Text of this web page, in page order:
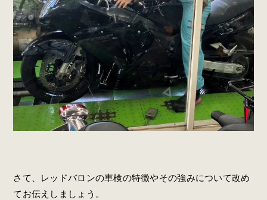
さて、レッドバロンの車検の特徴やその強みについて改め
てお伝えしましょう。